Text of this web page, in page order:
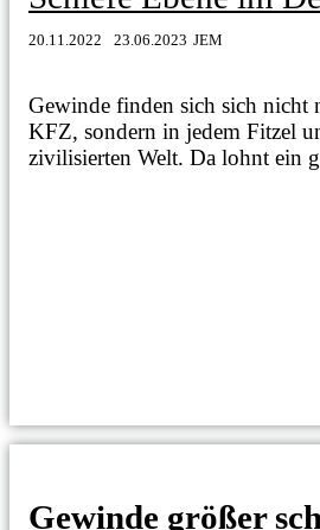
20.11.2022 23.06.2023 JEM
Gewinde finden sich sich nicht
KFZ, sondern in jedem Fitzel
zivilisierten Welt. Da lohnt ein
Gewinde größer